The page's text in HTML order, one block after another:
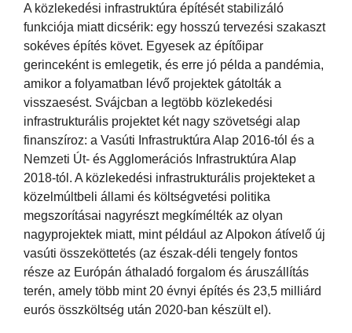
A közlekedési infrastruktúra építését stabilizáló
funkciója miatt dicsérik: egy hosszú tervezési szakaszt
sokéves építés követ. Egyesek az építőipar
gerinceként is emlegetik, és erre jó példa a pandémia,
amikor a folyamatban lévő projektek gátolták a
visszaesést. Svájcban a legtöbb közlekedési
infrastrukturális projektet két nagy szövetségi alap
finanszíroz: a Vasúti Infrastruktúra Alap 2016-tól és a
Nemzeti Út- és Agglomerációs Infrastruktúra Alap
2018-tól. A közlekedési infrastrukturális projekteket a
közelmúltbeli állami és költségvetési politika
megszorításai nagyrészt megkímélték az olyan
nagyprojektek miatt, mint például az Alpokon átívelő új
vasúti összeköttetés (az észak-déli tengely fontos
része az Európán áthaladó forgalom és áruszállítás
terén, amely több mint 20 évnyi építés és 23,5 milliárd
eurós összköltség után 2020-ban készült el).